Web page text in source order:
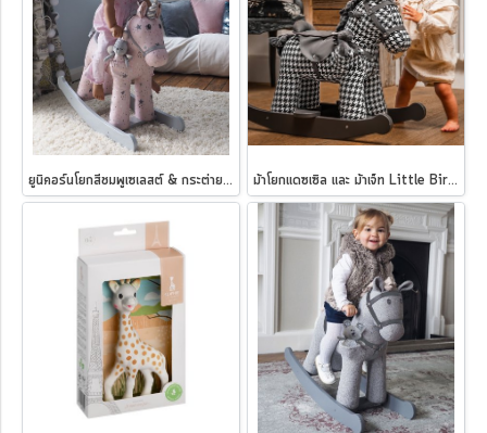
ยูนิคอร์นโยกสีชมพูเซเลสต์ & กระต่ายนางฟ้าเฟย์ Little Bird Told Me Celeste & Fae Rocking Unicorn - 12 เดือน ขึ้นไป ม้าโยกแดซเซิล และ ม้าเจ็ท Little Bird Told Me Dazzle & Jet Rocking Horse